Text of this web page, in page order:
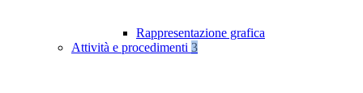
Rappresentazione grafica
Attività e procedimenti 3